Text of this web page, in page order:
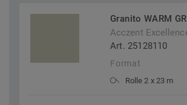
Granito WARM
Acczent
Art. 25128110
Format
Rolle 2 x 23 m